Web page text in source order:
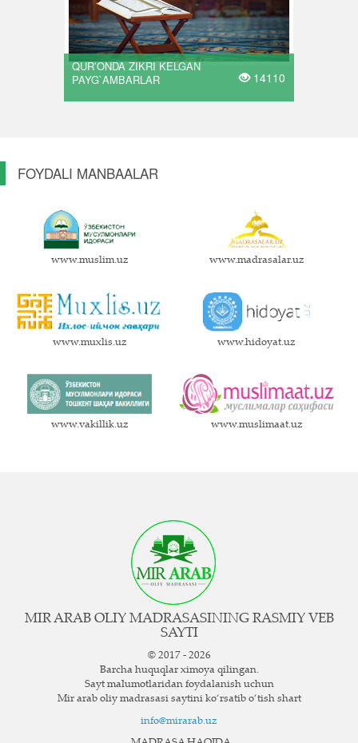
QUR’ONDA ZIKRI KELGAN
PAYG`AMBARLAR
14110
FOYDALI MANBAALAR
www.muslim.uz www.madrasalar.uz
www.muxlis.uz www.hidoyat.uz
www.vakillik.uz www.muslimaat.uz
MIR ARAB OLIY MADRASASINING RASMIY VEB
SAYTI
© 2017 - 2026
Barcha huquqlar ximoya qilingan.
Sayt ma`lumotlaridan foydalanish uchun
Mir arab oliy madrasasi saytini ko‘rsatib o‘tish shart
info@mirarab.uz